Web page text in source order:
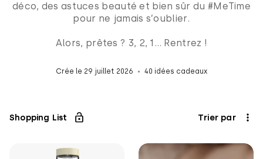
déco, des astuces beauté et bien sûr du #MeTime
pour ne jamais s’oublier.
Alors, prêtes ? 3, 2, 1… Rentrez !
Crée le 29 juillet 2026 40 idées cadeaux
Shopping List Trier par